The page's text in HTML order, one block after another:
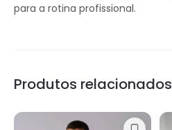
para a rotina profissional.
Produtos relacionados